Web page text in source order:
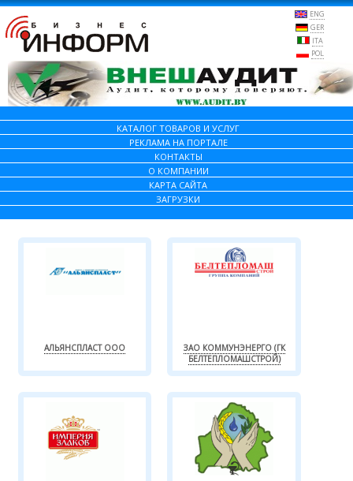
ENG
GER
ITA
POL
КАТАЛОГ ТОВАРОВ И УСЛУГ
РЕКЛАМА НА ПОРТАЛЕ
КОНТАКТЫ
О КОМПАНИИ
КАРТА САЙТА
ЗАГРУЗКИ
АЛЬЯНСПЛАСТ ООО
ЗАО КОММУНЭНЕРГО (ГК
БЕЛТЕПЛОМАШСТРОЙ)